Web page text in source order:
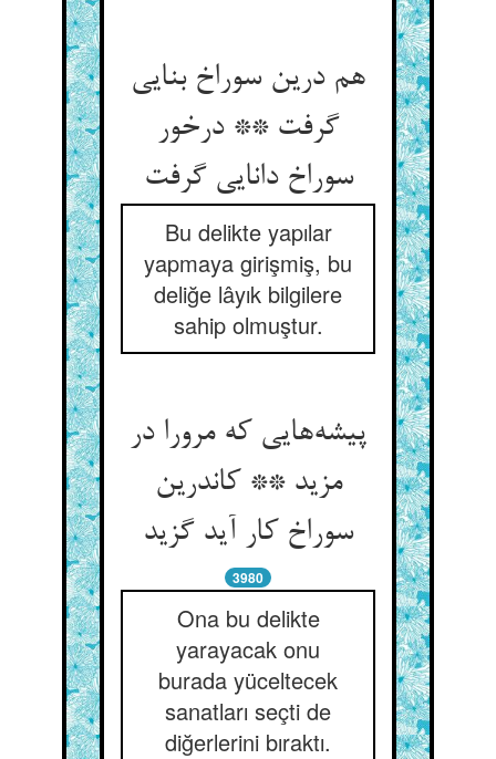
هم درین سوراخ بنایی
گرفت ** درخور
سوراخ دانایی گرفت
Bu delikte yapılar
yapmaya girişmiş, bu
deliğe lâyık bilgilere
sahip olmuştur.
پیشه‌هایی که مرورا در
مزید ** کاندرین
سوراخ کار آید گزید
3980
Ona bu delikte
yarayacak onu
burada yüceltecek
sanatları seçti de
diğerlerini bıraktı.